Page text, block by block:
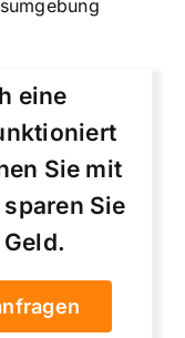
eine
Sie mit
Sie